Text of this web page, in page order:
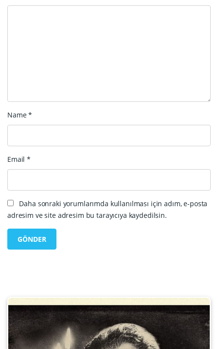
Name*
Email*
Daha sonraki yorumlarımda kullanılması için adım, e-posta
adresim ve site adresim bu tarayıcıya kaydedilsin.